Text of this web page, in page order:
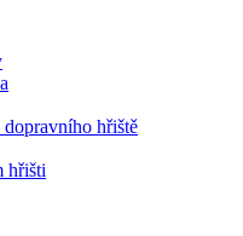
hřiště
hřišti